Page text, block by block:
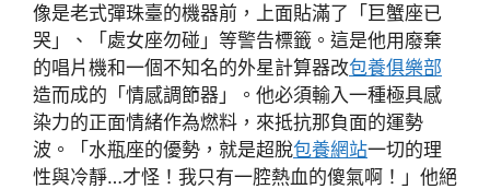
像是老式彈珠臺的機器前，上面貼滿了「巨蟹座已
哭」、「處女座勿碰」等警告標籤。這是他用廢棄
的唱片機和一個不知名的外星計算器改包養俱樂部
造而成的「情感調節器」。他必須輸入一種極具感
染力的正面情緒作為燃料，來抵抗那負面的運勢
波。「水瓶座的優勢，就是超脫包養網站一切的理
性與冷靜…才怪！我只有一腔熱血的傻氣啊！」他絕